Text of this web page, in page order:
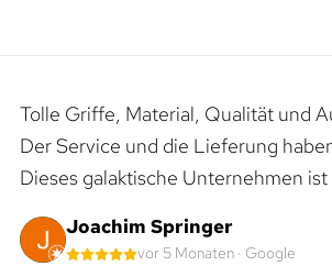
Tolle Griffe, Material, Qualität und
Der Service und die Lieferung
Dieses galaktische Unternehmen
Joachim Springer
vor 5 Monaten · Google